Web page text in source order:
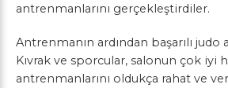
antrenmanlarını gerçekleştirdiler.
Antrenmanın ardından başarılı
Kıvrak ve sporcular, salonun çok iyi
antrenmanlarını oldukça rahat ve